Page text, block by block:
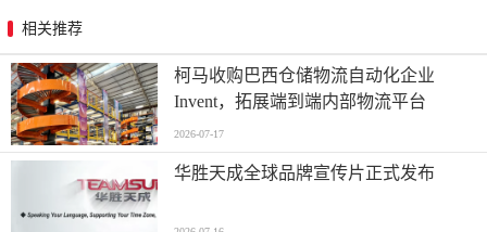
相关推荐
柯马收购巴西仓储物流自动化企业
Invent，拓展端到端内部物流平台
2026-07-17
华胜天成全球品牌宣传片正式发布